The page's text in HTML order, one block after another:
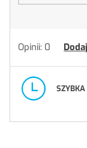
Opinii: 0